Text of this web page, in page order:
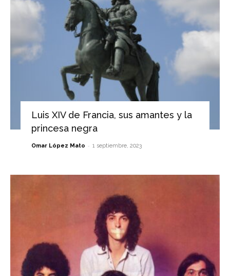
Luis XIV de Francia, sus amantes y la
princesa negra
Omar López Mato - 1 septiembre, 2023